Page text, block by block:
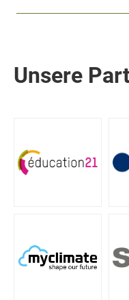
Unsere